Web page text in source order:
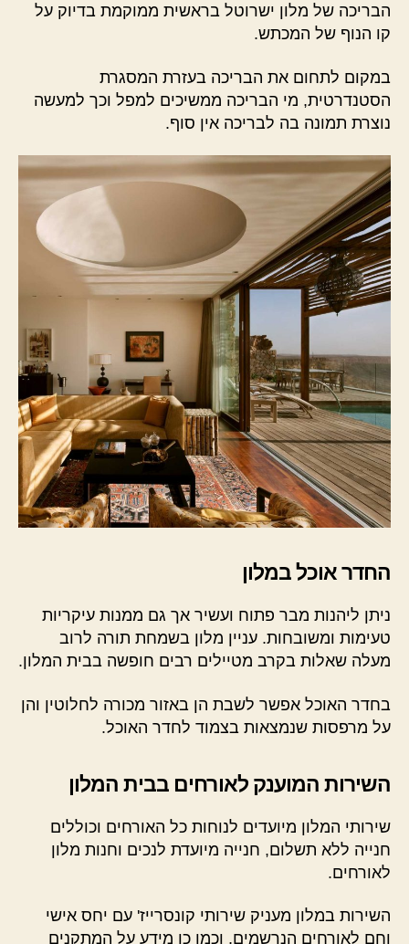
הבריכה של מלון ישרוטל בראשית ממוקמת בדיוק על
קו הנוף של המכתש.
במקום לתחום את הבריכה בעזרת המסגרת
הסטנדרטית, מי הבריכה ממשיכים למפל וכך למעשה
נוצרת תמונה בה לבריכה אין סוף.
החדר אוכל במלון
ניתן ליהנות מבר פתוח ועשיר אך גם ממנות עיקריות
טעימות ומשובחות. עניין מלון בשמחת תורה לרוב
מעלה שאלות בקרב מטיילים רבים חופשה בבית המלון.
בחדר האוכל אפשר לשבת הן באזור מכורה לחלוטין והן
על מרפסות שנמצאות בצמוד לחדר האוכל.
השירות המוענק לאורחים בבית המלון
שירותי המלון מיועדים לנוחות כל האורחים וכוללים
חנייה ללא תשלום, חנייה מיועדת לנכים וחנות מלון
לאורחים.
השירות במלון מעניק שירותי קונסרייז' עם יחס אישי
וחם לאורחים הנרשמים, וכמו כן מידע על המתקנים